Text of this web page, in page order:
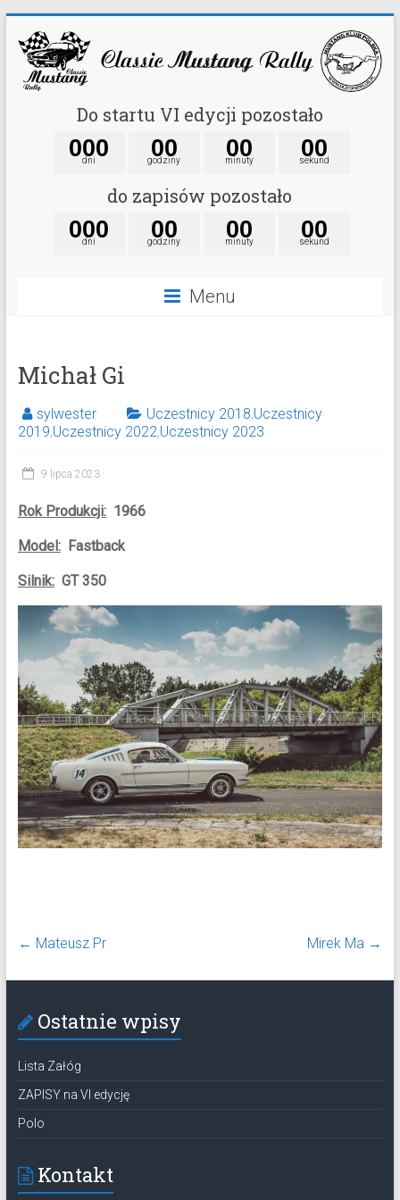
Do startu VI edycji pozostało
dni
000 godziny
00 minuty
00 sekund
00
do zapisów pozostało
dni
000 godziny
00 minuty
00 sekund
00
Menu
Michał Gi
sylwester Uczestnicy 2018,Uczestnicy
2019,Uczestnicy 2022,Uczestnicy 2023
9 lipca 2023
Rok Produkcji:1966
Model:Fastback
Silnik:GT 350
← Mateusz Pr Mirek Ma →
Ostatnie wpisy
Lista Załóg
ZAPISY na VI edycję
Polo
Kontakt